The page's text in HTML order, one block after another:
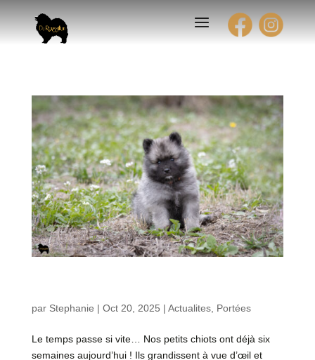
par Stephanie | Oct 20, 2025 | Actualites, Portées
Le temps passe si vite… Nos petits chiots ont déjà six
semaines aujourd’hui ! Ils grandissent à vue d’œil et